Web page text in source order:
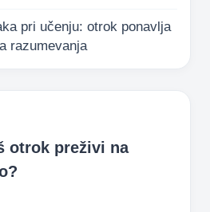
pri učenju: otrok ponavlja
razumevanja
otrok preživi na